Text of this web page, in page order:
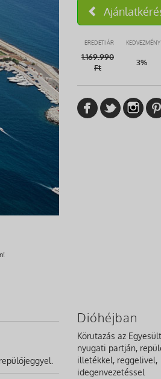
EREDETI ÁR KEDVEZMÉNY
1.169.990
Ft
3%
Dióhéjban
Körutazás az
nyugati partján,
illetékkel, reggelivel,
idegenvezetéssel